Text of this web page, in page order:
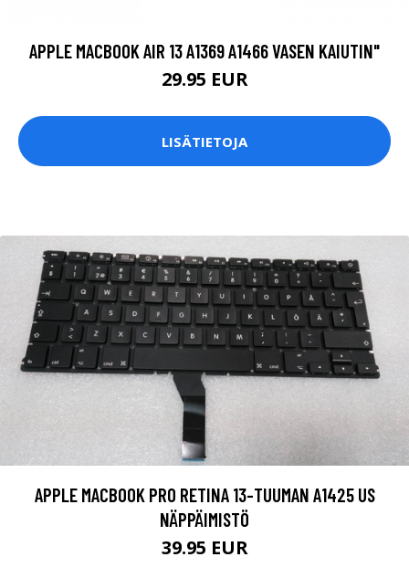
APPLE MACBOOK AIR 13 A1369 A1466 VASEN KAIUTIN"
29.95 EUR
LISÄTIETOJA
APPLE MACBOOK PRO RETINA 13-TUUMAN A1425 US
NÄPPÄIMISTÖ
39.95 EUR